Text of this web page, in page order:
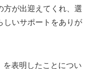
方が出迎えてくれ、選
しいサポートをありが
表明したことについ